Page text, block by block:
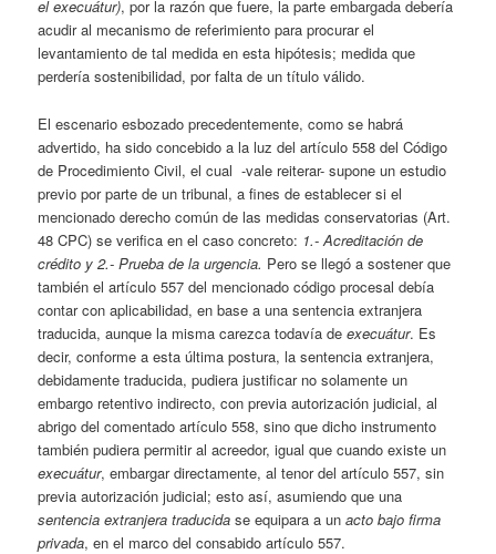
el execuátur), por la razón que fuere, la parte embargada debería
acudir al mecanismo de referimiento para procurar el
levantamiento de tal medida en esta hipótesis; medida que
perdería sostenibilidad, por falta de un título válido.
El escenario esbozado precedentemente, como se habrá
advertido, ha sido concebido a la luz del artículo 558 del Código
de Procedimiento Civil, el cual -vale reiterar- supone un estudio
previo por parte de un tribunal, a fines de establecer si el
mencionado derecho común de las medidas conservatorias (Art.
48 CPC) se verifica en el caso concreto: 1.- Acreditación de
crédito y 2.- Prueba de la urgencia. Pero se llegó a sostener que
también el artículo 557 del mencionado código procesal debía
contar con aplicabilidad, en base a una sentencia extranjera
traducida, aunque la misma carezca todavía deexecuátur. Es
decir, conforme a esta última postura, la sentencia extranjera,
debidamente traducida, pudiera justificar no solamente un
embargo retentivo indirecto, con previa autorización judicial, al
abrigo del comentado artículo 558, sino que dicho instrumento
también pudiera permitir al acreedor, igual que cuando existe un
execuátur, embargar directamente, al tenor del artículo 557, sin
previa autorización judicial; esto así, asumiendo que una
sentencia extranjera traducida se equipara a unacto bajo firma
privada, en el marco del consabido artículo 557.